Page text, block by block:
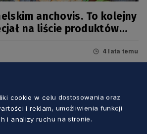
anchovis. To kolejny
na liście produktów
4 lata temu
cookie w celu dostosowania oraz
i reklam, umożliwienia funkcji
i analizy ruchu na stronie.